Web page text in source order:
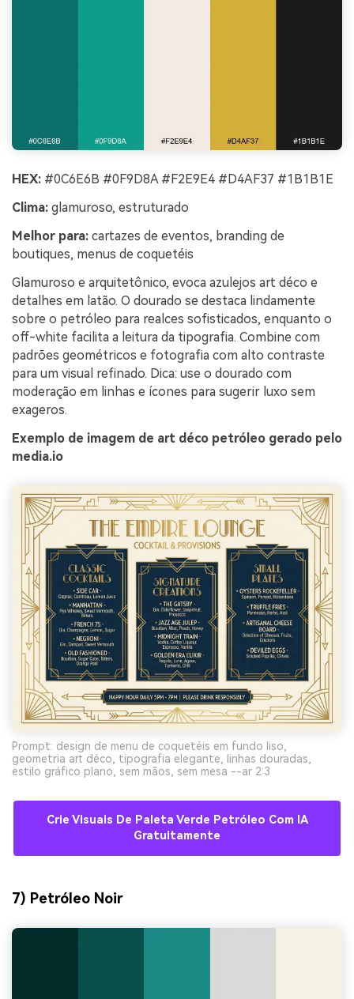
HEX: #0C6E6B #0F9D8A #F2E9E4 #D4AF37 #1B1B1E
Clima: glamuroso, estruturado
Melhor para: cartazes de eventos, branding de
boutiques, menus de coquetéis
Glamuroso e arquitetônico, evoca azulejos art déco e
detalhes em latão. O dourado se destaca lindamente
sobre o petróleo para realces sofisticados, enquanto o
off-white facilita a leitura da tipografia. Combine com
padrões geométricos e fotografia com alto contraste
para um visual refinado. Dica: use o dourado com
moderação em linhas e ícones para sugerir luxo sem
exageros.
Exemplo de imagem de art déco petróleo gerado pelo
media.io
Prompt: design de menu de coquetéis em fundo liso,
geometria art déco, tipografia elegante, linhas douradas,
estilo gráfico plano, sem mãos, sem mesa --ar 2:3
Crie Visuais De Paleta Verde Petróleo Com IA
Gratuitamente
7) Petróleo Noir